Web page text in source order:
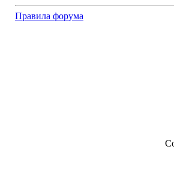
Правила форума